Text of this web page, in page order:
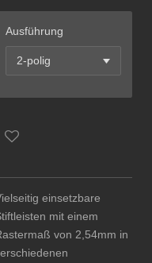
Ausführung
einsetzbare
mit einem
von 2,54mm in